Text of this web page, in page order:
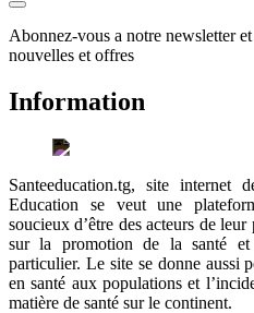
Abonnez-vous a notre newsletter
nouvelles et offres
Information
Santeeducation.tg, site internet
Education se veut une
soucieux d’être des acteurs de
sur la promotion de la santé
particulier. Le site se donne aussi
en santé aux populations et
matière de santé sur le continent.